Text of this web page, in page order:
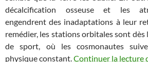
décalcification osseuse et les
engendrent des inadaptations à leur
remédier, les stations orbitales sont dès
de sport, où les cosmonautes
physique constant.Continuer la lecture